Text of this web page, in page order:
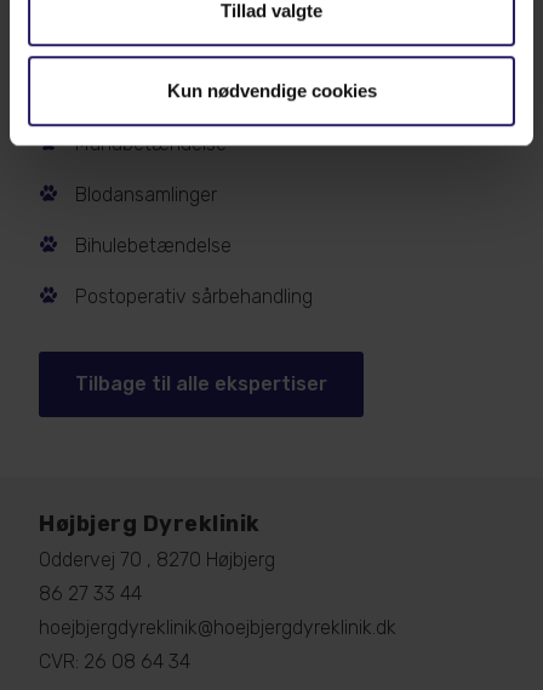
Tillad valgte
Kun nødvendige cookies
Langsomt helende sår
Kroniske ørelidelser
Mundbetændelse
Blodansamlinger
Bihulebetændelse
Postoperativ sårbehandling
Tilbage til alle ekspertiser
Højbjerg Dyreklinik
Oddervej 70 , 8270 Højbjerg
86 27 33 44
hoejbjergdyreklinik@hoejbjergdyreklinik.dk
CVR: 26 08 64 34